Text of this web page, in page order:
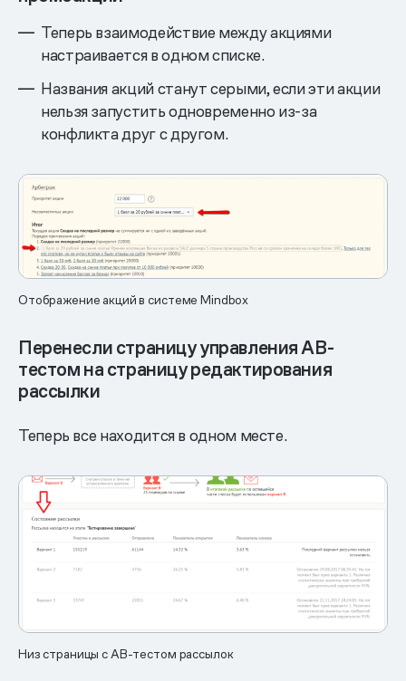
Теперь взаимодействие между акциями
настраивается в одном списке.
Названия акций станут серыми, если эти акции
нельзя запустить одновременно из-за
конфликта друг с другом.
Отображение акций в системе Mindbox
Перенесли страницу управления АВ-
тестом на страницу редактирования
рассылки
Теперь все находится в одном месте.
Низ страницы с АВ-тестом рассылок